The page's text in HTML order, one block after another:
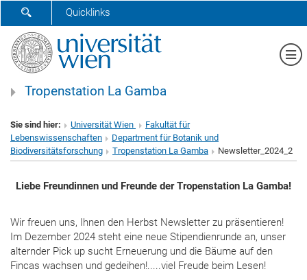
SUCHFORMULAR ÖFFNEN
Quicklinks
Tropenstation La Gamba
Sie sind hier: Universität Wien
Fakultät für
Lebenswissenschaften
Department für Botanik und
Biodiversitätsforschung
Tropenstation La Gamba Newsletter_2024_2
Liebe Freundinnen und Freunde der Tropenstation La Gamba!
Wir freuen uns, Ihnen den Herbst Newsletter zu präsentieren!
Im Dezember 2024 steht eine neue Stipendienrunde an, unser
alternder Pick up sucht Erneuerung und die Bäume auf den
Fincas wachsen und gedeihen!.....viel Freude beim Lesen!